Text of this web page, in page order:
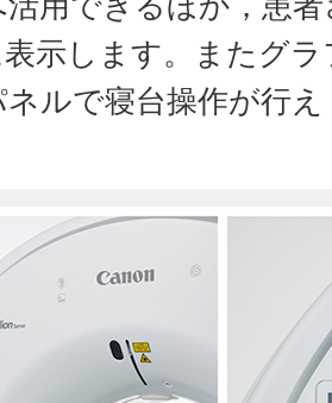
表示します。またグ
ルで寝台操作が行